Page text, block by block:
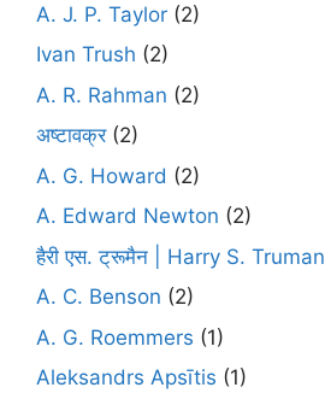
A. J. P. Taylor (2)
Ivan Trush (2)
A. R. Rahman (2)
अष्टावक्र(2)
A. G. Howard (2)
A. Edward Newton (2)
हैरी एस. ट्रूमैन | Harry S. Truman
A. C. Benson (2)
A. G. Roemmers (1)
Aleksandrs Apsītis (1)